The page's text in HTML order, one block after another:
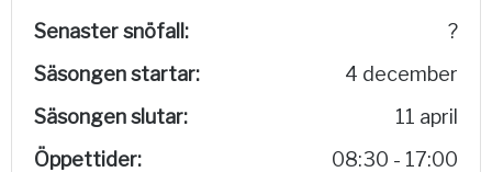
Senaster snöfall:
?
Säsongen startar:
4 december
Säsongen slutar:
11 april
Öppettider:
08:30 - 17:00